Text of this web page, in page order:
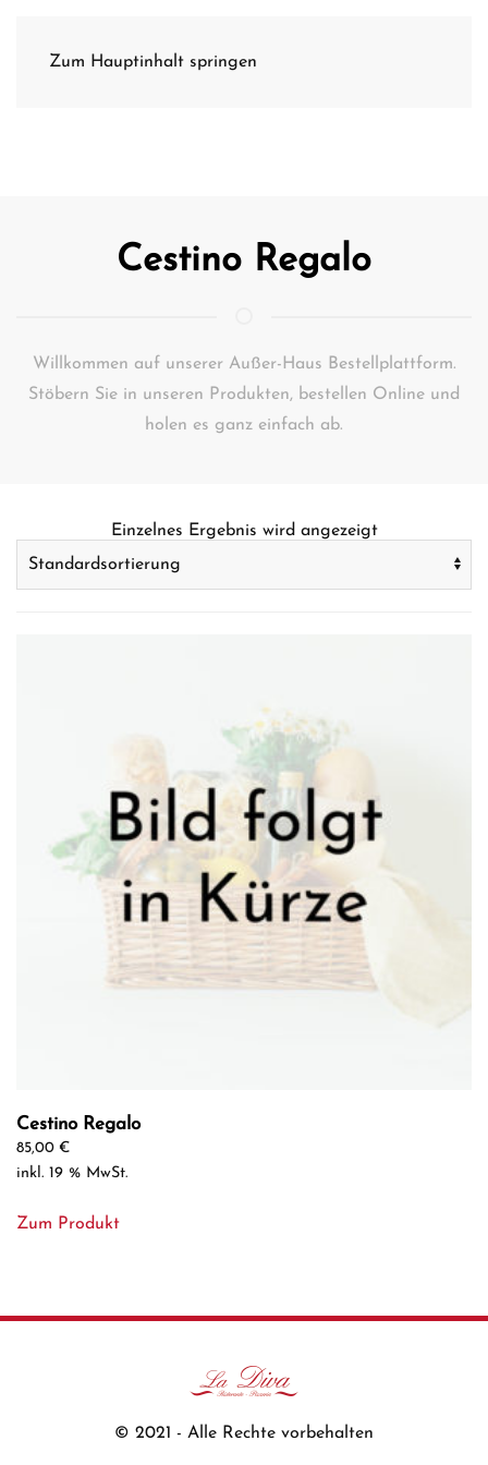
Zum Hauptinhalt springen
Cestino Regalo
Willkommen auf unserer Außer-Haus Bestellplattform.
Stöbern Sie in unseren Produkten, bestellen Online und
holen es ganz einfach ab.
Einzelnes Ergebnis wird angezeigt
Cestino Regalo
85,00 €
inkl. 19 % MwSt.
Zum Produkt
© 2021 - Alle Rechte vorbehalten